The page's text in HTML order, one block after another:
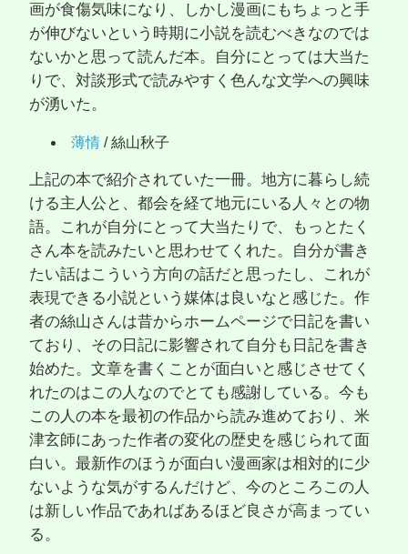
画が食傷気味になり、しかし漫画にもちょっと手
が伸びないという時期に小説を読むべきなのでは
ないかと思って読んだ本。自分にとっては大当た
りで、対談形式で読みやすく色んな文学への興味
が湧いた。
薄情 / 絲山秋子
上記の本で紹介されていた一冊。地方に暮らし続
ける主人公と、都会を経て地元にいる人々との物
語。これが自分にとって大当たりで、もっとたく
さん本を読みたいと思わせてくれた。自分が書き
たい話はこういう方向の話だと思ったし、これが
表現できる小説という媒体は良いなと感じた。作
者の絲山さんは昔からホームページで日記を書い
ており、その日記に影響されて自分も日記を書き
始めた。文章を書くことが面白いと感じさせてく
れたのはこの人なのでとても感謝している。今も
この人の本を最初の作品から読み進めており、米
津玄師にあった作者の変化の歴史を感じられて面
白い。最新作のほうが面白い漫画家は相対的に少
ないような気がするんだけど、今のところこの人
は新しい作品であればあるほど良さが高まってい
る。